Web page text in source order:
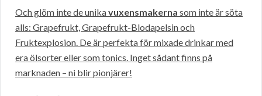
Och glöm inte de unikavuxensmakerna som inte är söta
alls: Grapefrukt, Grapefrukt-Blodapelsin och
Fruktexplosion. De är perfekta för mixade drinkar med
era ölsorter eller som tonics. Inget sådant finns på
marknaden – ni blir pionjärer!